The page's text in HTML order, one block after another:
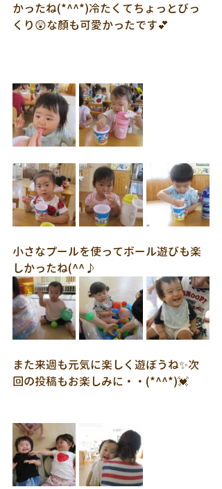
かったね(*^^*)冷たくてちょっとびっ
くり😲な顏も可愛かったです💕
小さなプールを使ってボール遊びも楽
しかったね(^^♪
また来週も元気に楽しく遊ぼうね✨次
回の投稿もお楽しみに・・(*^^*)💓